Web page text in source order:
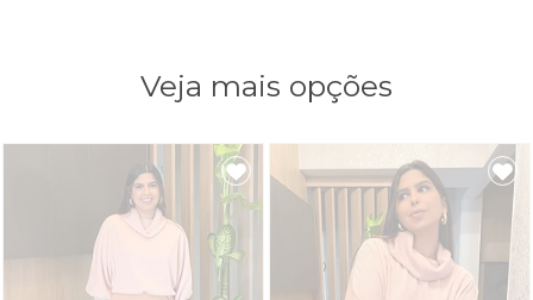
Veja mais opções